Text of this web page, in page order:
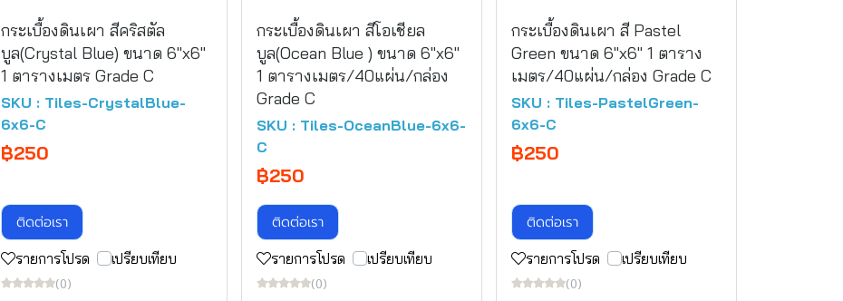
กระเบื้องดินเผา สีคริสตัล
บูล(Crystal Blue) ขนาด 6"x6"
1 ตารางเมตร Grade C
SKU : Tiles-CrystalBlue-
6x6-C
฿250
ติดต่อเรา
รายการโปรด เปรียบเทียบ
(0)
กระเบื้องดินเผา สีโอเชียล
บูล(Ocean Blue ) ขนาด 6"x6"
1 ตารางเมตร/40แผ่น/กล่อง
Grade C
SKU : Tiles-OceanBlue-6x6-
C
฿250
ติดต่อเรา
รายการโปรด เปรียบเทียบ
(0)
กระเบื้องดินเผา สี Pastel
Green ขนาด 6"x6" 1 ตาราง
เมตร/40แผ่น/กล่อง Grade C
SKU : Tiles-PastelGreen-
6x6-C
฿250
ติดต่อเรา
รายการโปรด เปรียบเทียบ
(0)